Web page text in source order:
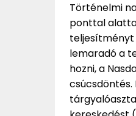
Történelmi
ponttal
teljesítményt
lemaradó a
hozni, a
csúcsdöntés.